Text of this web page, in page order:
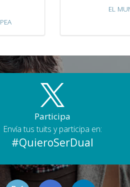
EL
Participa
Envía tus tuits y participa en:
#QuieroSerDual